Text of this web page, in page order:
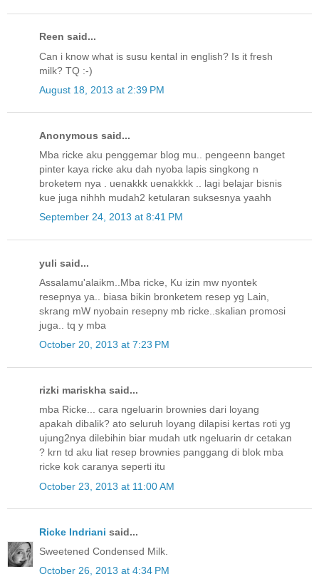
Reen said...
Can i know what is susu kental in english? Is it fresh
milk? TQ :-)
August 18, 2013 at 2:39 PM
Anonymous said...
Mba ricke aku penggemar blog mu.. pengeenn banget
pinter kaya ricke aku dah nyoba lapis singkong n
broketem nya . uenakkk uenakkkk .. lagi belajar bisnis
kue juga nihhh mudah2 ketularan suksesnya yaahh
September 24, 2013 at 8:41 PM
yuli said...
Assalamu'alaikm..Mba ricke, Ku izin mw nyontek
resepnya ya.. biasa bikin bronketem resep yg Lain,
skrang mW nyobain resepny mb ricke..skalian promosi
juga.. tq y mba
October 20, 2013 at 7:23 PM
rizki mariskha said...
mba Ricke... cara ngeluarin brownies dari loyang
apakah dibalik? ato seluruh loyang dilapisi kertas roti yg
ujung2nya dilebihin biar mudah utk ngeluarin dr cetakan
? krn td aku liat resep brownies panggang di blok mba
ricke kok caranya seperti itu
October 23, 2013 at 11:00 AM
Ricke Indriani said...
Sweetened Condensed Milk.
October 26, 2013 at 4:34 PM